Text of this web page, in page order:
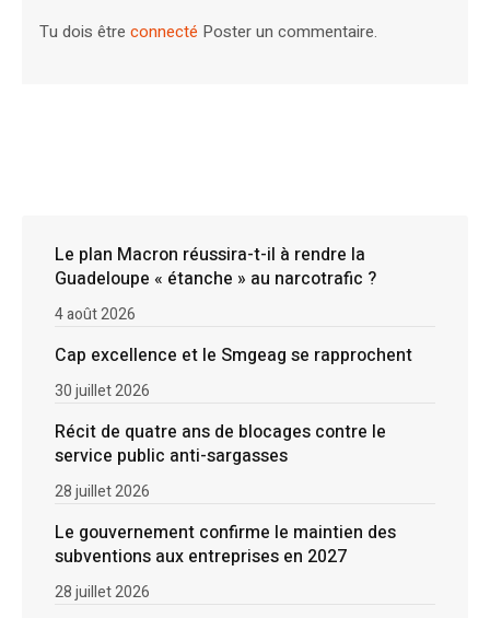
Tu dois êtreconnecté Poster un commentaire.
Le plan Macron réussira-t-il à rendre la
Guadeloupe « étanche » au narcotrafic ?
4 août 2026
Cap excellence et le Smgeag se rapprochent
30 juillet 2026
Récit de quatre ans de blocages contre le
service public anti-sargasses
28 juillet 2026
Le gouvernement confirme le maintien des
subventions aux entreprises en 2027
28 juillet 2026